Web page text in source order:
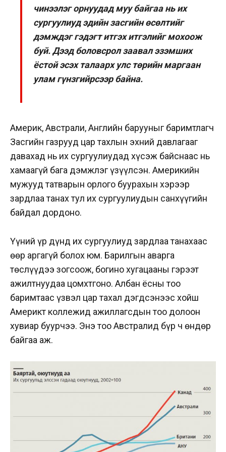
чинээлэг орнуудад муу байгаа нь их
сургуулиуд эдийн засгийн өсөлтийг
дэмждэг гэдэгт итгэх итгэлийг мохоож
буй. Дээд боловсрол заавал эзэмших
ёстой эсэх талаарх улс төрийн маргаан
улам гүнзгийрсээр байна.
Америк, Австрали, Английн барууныг баримтлагч
Засгийн газрууд цар тахлын эхний давлагааг
давахад нь их сургуулиудад хүсэж байснаас нь
хамаагүй бага дэмжлэг үзүүлсэн. Америкийн
мужууд татварын орлого буурахын хэрээр
зардлаа танах тул их сургуулиудын санхүүгийн
байдал дордоно.
Үүний үр дүнд их сургуулиуд зардлаа танахаас
өөр аргагүй болох юм. Барилгын аварга
төслүүдээ зогсоож, богино хугацааны гэрээт
ажилтнуудаа цомхтгоно. Албан ёсны тоо
баримтаас үзвэл цар тахал дэгдсэнээс хойш
Америкт коллежид ажиллагсдын тоо долоон
хувиар буурчээ. Энэ тоо Австралид бүр ч өндөр
байгаа аж.